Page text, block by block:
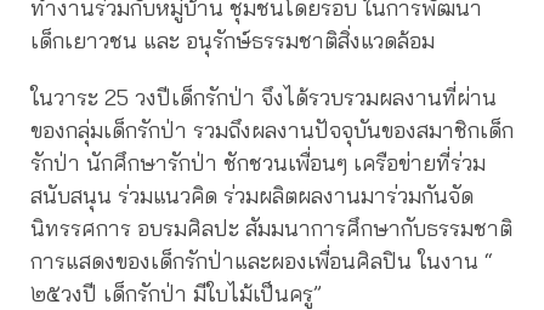
ทำงานร่วมกับหมู่บ้าน ชุมชนโดยรอบ ในการพัฒนา
เด็กเยาวชน และ อนุรักษ์ธรรมชาติสิ่งแวดล้อม
ในวาระ 25 วงปีเด็กรักป่า จึงได้รวบรวมผลงานที่ผ่าน
ของกลุ่มเด็กรักป่า รวมถึงผลงานปัจจุบันของสมาชิกเด็ก
รักป่า นักศึกษารักป่า ชักชวนเพื่อนๆ เครือข่ายที่ร่วม
สนับสนุน ร่วมแนวคิด ร่วมผลิตผลงานมาร่วมกันจัด
นิทรรศการ อบรมศิลปะ สัมมนาการศึกษากับธรรมชาติ
การแสดงของเด็กรักป่าและผองเพื่อนศิลปิน ในงาน “
๒๕วงปี เด็กรักป่า มีใบไม้เป็นครู”